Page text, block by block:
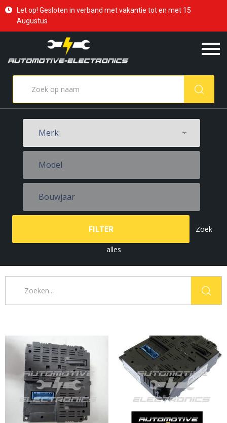
Let op! Gesloten in verband met vakantie tot en met 15
Augustus
FILTER Zoek
alles